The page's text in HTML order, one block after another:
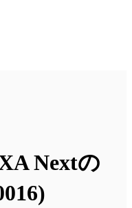
Nextの